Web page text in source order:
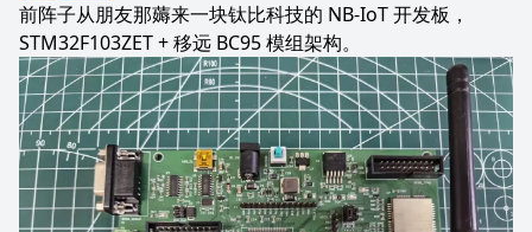
前阵子从朋友那薅来一块钛比科技的 NB-IoT 开发板，
STM32F103ZET + 移远 BC95 模组架构。